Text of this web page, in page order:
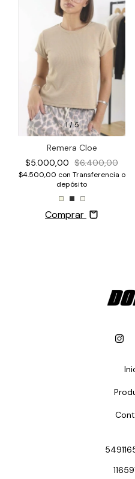
1/5
Remera Cloe
$5.000,00 $6.400,00
$4.500,00 con Transferencia o
depósito
Comprar